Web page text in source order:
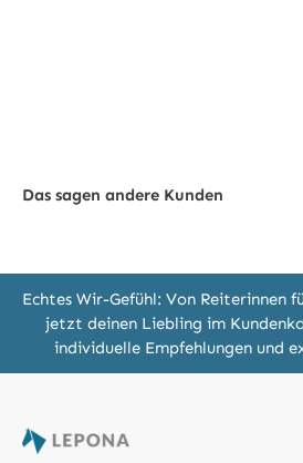
Das sagen andere Kunden
Echtes Wir-Gefühl: Von Reiterinnen
jetzt deinen Liebling im
individuelle Empfehlungen und